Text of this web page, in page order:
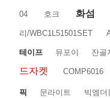
04 호크 화섬
리/WBC1L51501SET
테이프 뮤포이 잔골
드자켓
COMP6016
픽 문라이트 빅엠더